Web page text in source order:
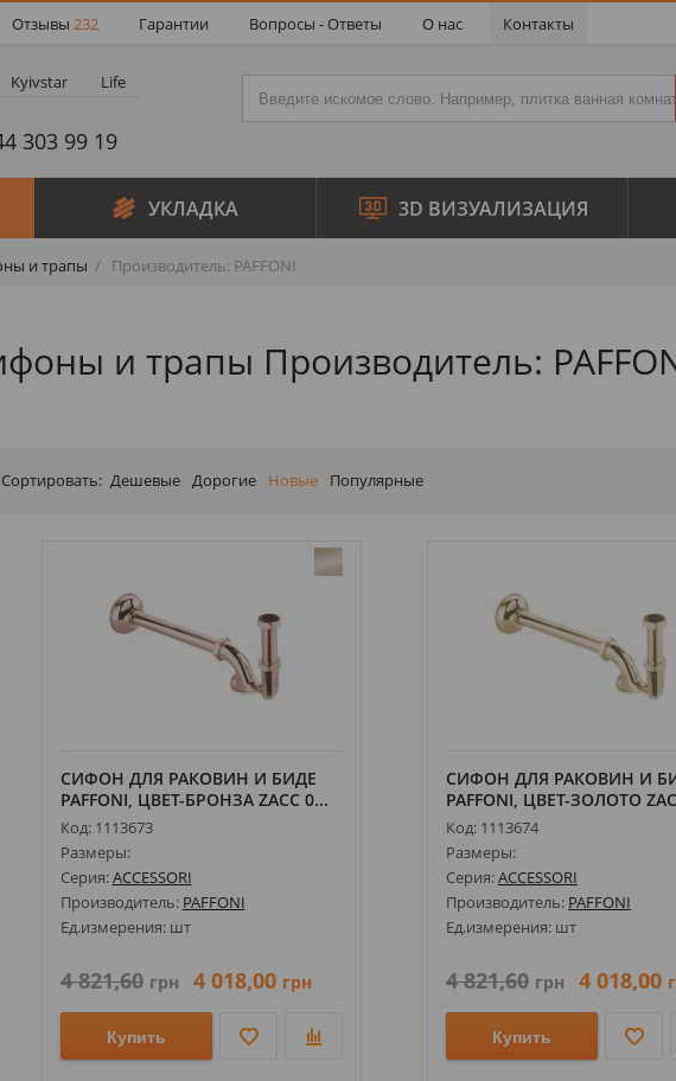
Отзывы 232 Гарантии Вопросы - Ответы О нас Контакты
Kyivstar Life
303 99 19
УКЛАДКА 3D ВИЗУАЛИЗАЦИЯ
и трапы Производитель: PAFFONI
и трапы Производитель:
Сортировать: Дешевые Дорогие Новые Популярные
СИФОН ДЛЯ РАКОВИН И БИДЕ
PAFFONI, ЦВЕТ-БРОНЗА ZACC 0...
Код: 1113673
Размеры:
Серия:ACCESSORI
Производитель: PAFFONI
Ед.измерения: шт
4 821,60 грн 4 018,00 грн
Купить
СИФОН ДЛЯ РАКОВИН И
PAFFONI, ЦВЕТ-ЗОЛОТО
Код: 1113674
Размеры:
Серия:ACCESSORI
Производитель: PAFFONI
Ед.измерения: шт
4 821,60 грн 4 018,00
Купить